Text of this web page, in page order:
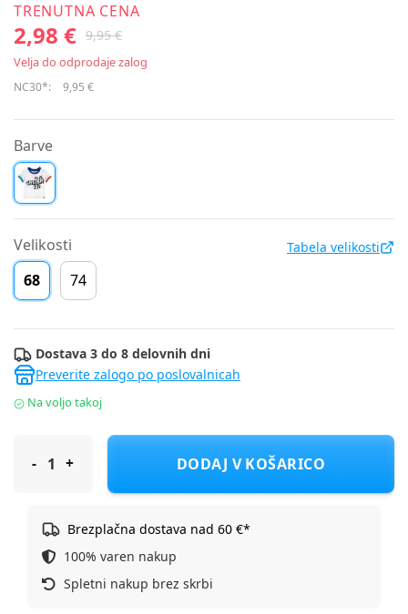
TRENUTNA CENA
2,98 € 9,95 €
Velja do odprodaje zalog
NC30*: 9,95 €
Barve
Velikosti Tabela velikosti
68 74
Dostava 3 do 8 delovnih dni
Preverite zalogo po poslovalnicah
Na voljo takoj
Original Marines majica KR DCP0247NM_Bianco01 F Bela 68
DODAJ V KOŠARICO
Brezplačna dostava nad 60 €*
100% varen nakup
Spletni nakup brez skrbi